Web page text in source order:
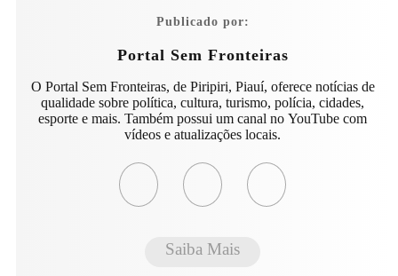
Publicado por:
Portal Sem Fronteiras
O Portal Sem Fronteiras, de Piripiri, Piauí, oferece notícias de
qualidade sobre política, cultura, turismo, polícia, cidades,
esporte e mais. Também possui um canal no YouTube com
vídeos e atualizações locais.
Saiba Mais